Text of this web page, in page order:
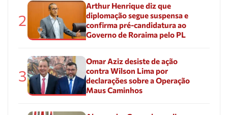
2
Arthur Henrique diz que
diplomação segue suspensa e
confirma pré-candidatura ao
Governo de Roraima pelo PL
3
Omar Aziz desiste de ação
contra Wilson Lima por
declarações sobre a Operação
Maus Caminhos